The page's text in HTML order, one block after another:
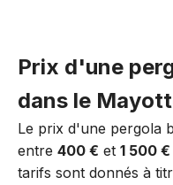
Prix d'une
dans le
Le prix d'une pergola
entre 400 € et 1 500
tarifs sont donnés à